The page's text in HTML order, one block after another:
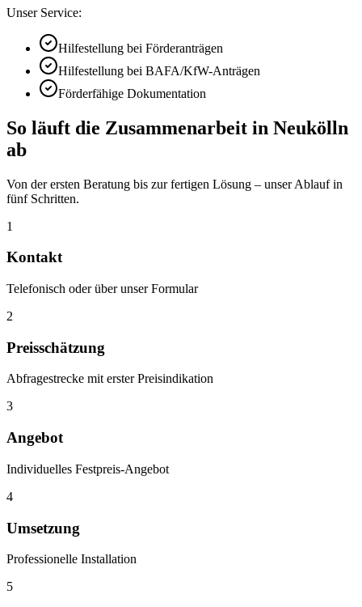
Unser Service:
Hilfestellung bei Förderanträgen
Hilfestellung bei BAFA/KfW-Anträgen
Förderfähige Dokumentation
So läuft die Zusammenarbeit in Neukölln
ab
Von der ersten Beratung bis zur fertigen Lösung – unser Ablauf in
fünf Schritten.
1
Kontakt
Telefonisch oder über unser Formular
2
Preisschätzung
Abfragestrecke mit erster Preisindikation
3
Angebot
Individuelles Festpreis-Angebot
4
Umsetzung
Professionelle Installation
5